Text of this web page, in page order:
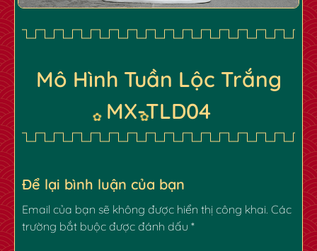
Mô Hình Tuần Lộc Trắng
MX-TLD04
Để lại bình luận của bạn
Email của bạn sẽ không được hiển thị công khai. Các
trường bắt buộc được đánh dấu *